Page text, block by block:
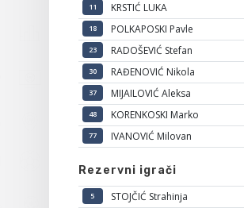
11 KRSTIĆ LUKA
18 POLKAPOSKI Pavle
23 RADOŠEVIĆ Stefan
30 RAĐENOVIĆ Nikola
37 MIJAILOVIĆ Aleksa
48 KORENKOSKI Marko
77 IVANOVIĆ Milovan
Rezervni igrači
5 STOJČIĆ Strahinja